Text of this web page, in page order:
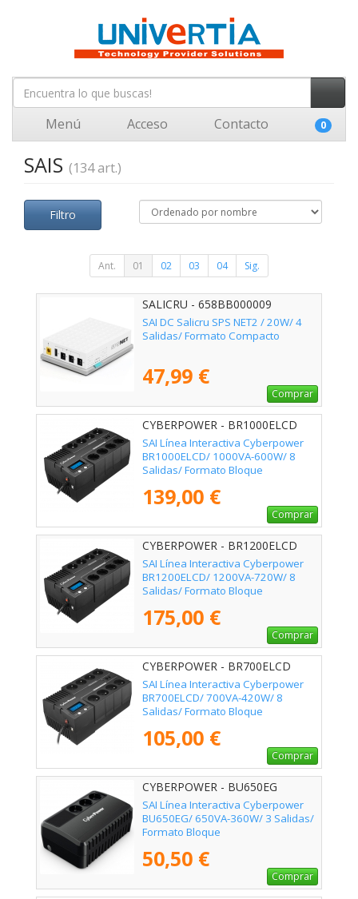
Menú Acceso Contacto 0
SAIS (134 art.)
Filtro
Ant. 01 02 03 04 Sig.
SALICRU - 658BB000009
SAI DC Salicru SPS NET2 / 20W/ 4
Salidas/ Formato Compacto
47,99 €
Comprar
CYBERPOWER - BR1000ELCD
SAI Línea Interactiva Cyberpower
BR1000ELCD/ 1000VA-600W/ 8
Salidas/ Formato Bloque
139,00 €
Comprar
CYBERPOWER - BR1200ELCD
SAI Línea Interactiva Cyberpower
BR1200ELCD/ 1200VA-720W/ 8
Salidas/ Formato Bloque
175,00 €
Comprar
CYBERPOWER - BR700ELCD
SAI Línea Interactiva Cyberpower
BR700ELCD/ 700VA-420W/ 8
Salidas/ Formato Bloque
105,00 €
Comprar
CYBERPOWER - BU650EG
SAI Línea Interactiva Cyberpower
BU650EG/ 650VA-360W/ 3 Salidas/
Formato Bloque
50,50 €
Comprar